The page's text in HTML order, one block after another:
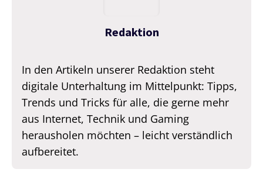
Redaktion
In den Artikeln unserer Redaktion steht
digitale Unterhaltung im Mittelpunkt: Tipps,
Trends und Tricks für alle, die gerne mehr
aus Internet, Technik und Gaming
herausholen möchten – leicht verständlich
aufbereitet.